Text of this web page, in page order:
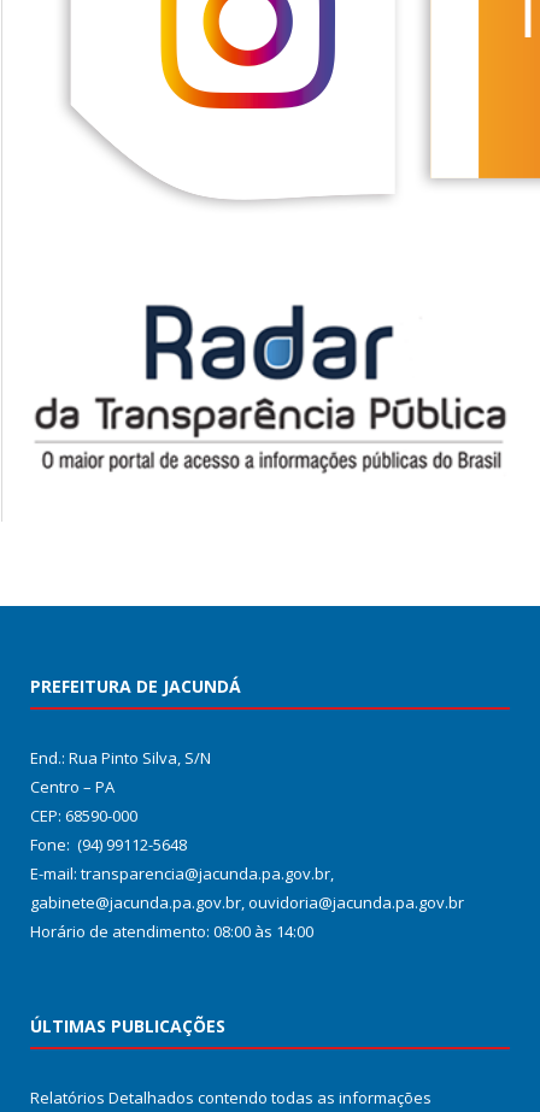
PREFEITURA DE JACUNDÁ
End.: Rua Pinto Silva, S/N
Centro – PA
CEP: 68590-000
Fone: (94) 99112-5648
E-mail: transparencia@jacunda.pa.gov.br,
gabinete@jacunda.pa.gov.br, ouvidoria@jacunda.pa.gov.br
Horário de atendimento: 08:00 às 14:00
ÚLTIMAS PUBLICAÇÕES
Relatórios Detalhados contendo todas as informações